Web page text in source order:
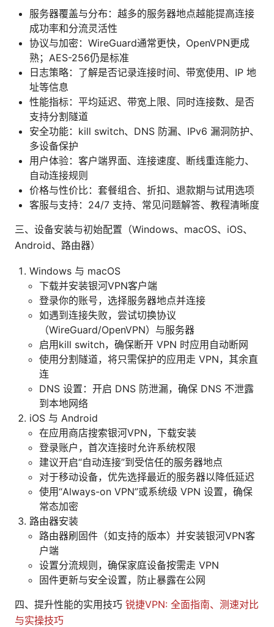
服务器覆盖与分布：越多的服务器地点越能提高连接
成功率和分流灵活性
协议与加密：WireGuard通常更快，OpenVPN更成
熟；AES-256仍是标准
日志策略：了解是否记录连接时间、带宽使用、IP 地
址等信息
性能指标：平均延迟、带宽上限、同时连接数、是否
支持分割隧道
安全功能：kill switch、DNS 防漏、IPv6 漏洞防护、
多设备保护
用户体验：客户端界面、连接速度、断线重连能力、
自动连接规则
价格与性价比：套餐组合、折扣、退款期与试用选项
客服与支持：24/7 支持、常见问题解答、教程清晰度
三、设备安装与初始配置（Windows、macOS、iOS、
Android、路由器）
Windows 与 macOS
下载并安装银河VPN客户端
登录你的账号，选择服务器地点并连接
如遇到连接失败，尝试切换协议
（WireGuard/OpenVPN）与服务器
启用kill switch，确保断开 VPN 时应用自动断网
使用分割隧道，将只需保护的应用走 VPN，其余直
连
DNS 设置：开启 DNS 防泄漏，确保 DNS 不泄露
到本地网络
iOS 与 Android
在应用商店搜索银河VPN，下载安装
登录账户，首次连接时允许系统权限
建议开启“自动连接”到受信任的服务器地点
对于移动设备，优先选择最近的服务器以降低延迟
使用“Always-on VPN”或系统级 VPN 设置，确保
常态加密
路由器安装
路由器刷固件（如支持的版本）并安装银河VPN客
户端
设置分流规则，确保家庭设备按需走 VPN
固件更新与安全设置，防止暴露在公网
四、提升性能的实用技巧 锐捷VPN: 全面指南、测速对比
与实操技巧